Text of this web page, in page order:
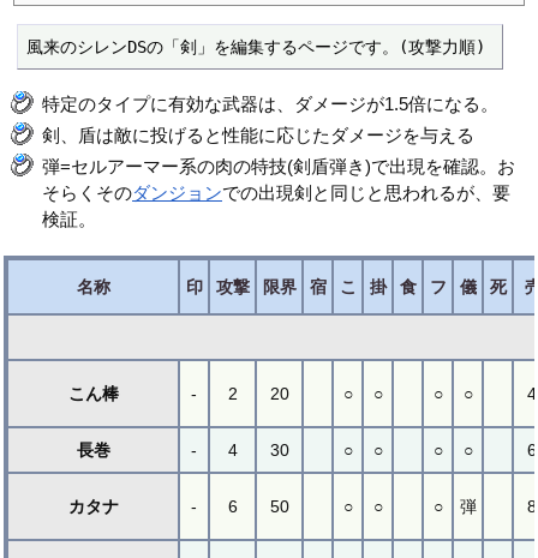
風来のシレンDSの「剣」を編集するページです。(攻撃力順)
特定のタイプに有効な武器は、ダメージが1.5倍になる。
剣、盾は敵に投げると性能に応じたダメージを与える
弾=セルアーマー系の肉の特技(剣盾弾き)で出現を確認。お
そらくそのダンジョンでの出現剣と同じと思われるが、要
検証。
名称 印 攻撃 限界 宿 こ 掛 食 フ 儀 死
こん棒 - 2 20 ○ ○ ○ ○
長巻 - 4 30 ○ ○ ○ ○
カタナ - 6 50 ○ ○ ○ 弾